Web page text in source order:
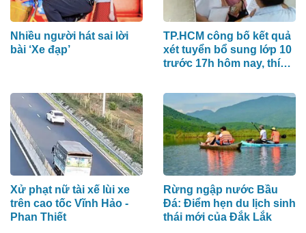
Nhiều người hát sai lời
bài ‘Xe đạp’
TP.HCM công bố kết quả
xét tuyển bổ sung lớp 10
trước 17h hôm nay, thí
Xử phạt nữ tài xế lùi xe
trên cao tốc Vĩnh Hảo -
Phan Thiết
Rừng ngập nước Bầu
Đá: Điểm hẹn du lịch sinh
thái mới của Đắk Lắk